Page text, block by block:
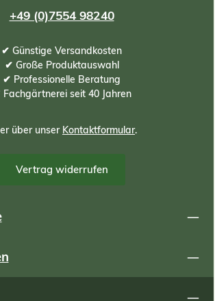
+49 (0)7554 98240
✔ Günstige Versandkosten
✔ Große Produktauswahl
✔ Professionelle Beratung
seit 40 Jahren
über unser Kontaktformular.
Vertrag widerrufen